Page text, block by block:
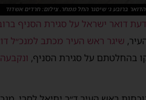
ברובע ג׳ שיסגר החל ממחר. צילום: חרדים אשדוד
דואר ישראל על סגירת הסניף
שיגר ראש העיר מכתב למנכ״ל
בהחלטתם על סגירת הסניף,